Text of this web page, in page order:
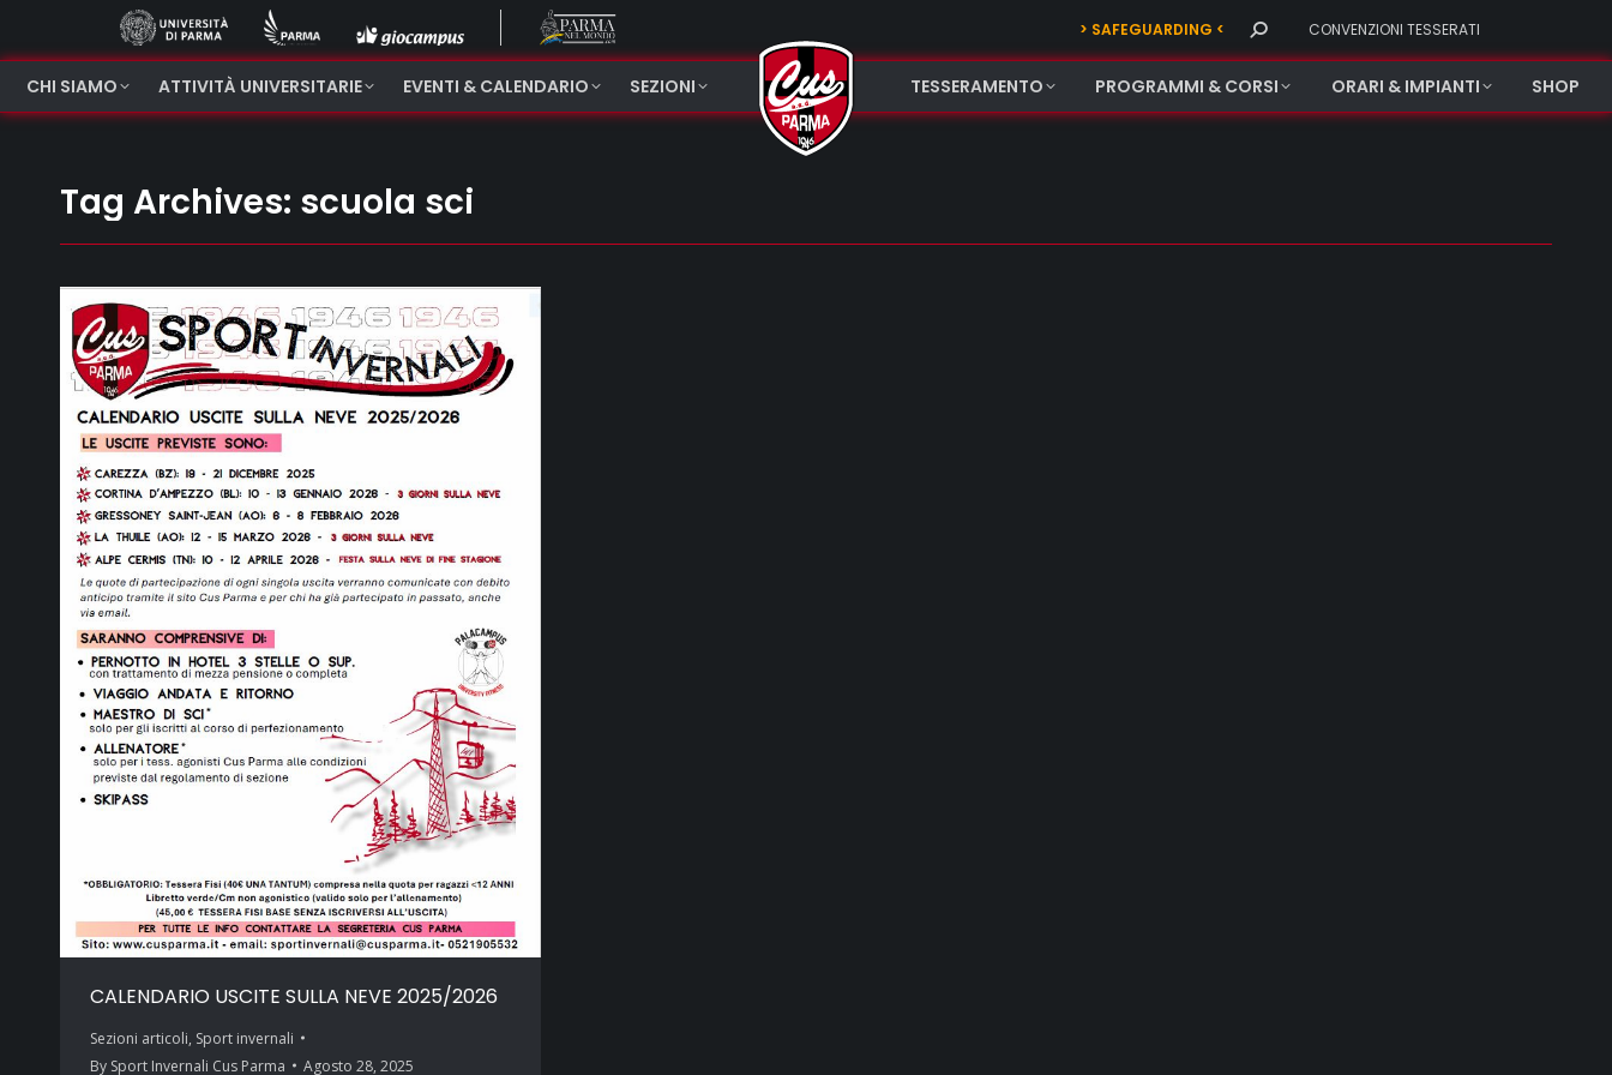
> SAFEGUARDING < Search: CONVENZIONI TESSERATI
CHI SIAMO ATTIVITÀ UNIVERSITARIE EVENTI & CALENDARIO SEZIONI TESSERAMENTO PROGRAMMI & CORSI ORARI & IMPIANTI SHOP
Tag Archives: scuola sci
CALENDARIO USCITE SULLA NEVE 2025/2026
Sezioni articoli, Sport invernali
By Sport Invernali Cus Parma Agosto 28, 2025